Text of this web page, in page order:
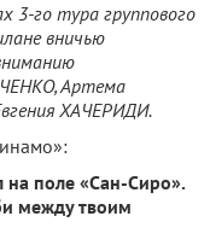
3-го тура группового
вничью
Артема
ХАЧЕРИДИ.
поле «Сан-Сиро».
между твоим